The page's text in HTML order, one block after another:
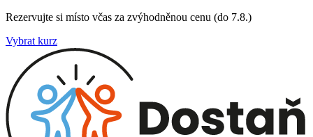
Rezervujte si místo včas za zvýhodněnou cenu (do 7.8.)
Vybrat kurz